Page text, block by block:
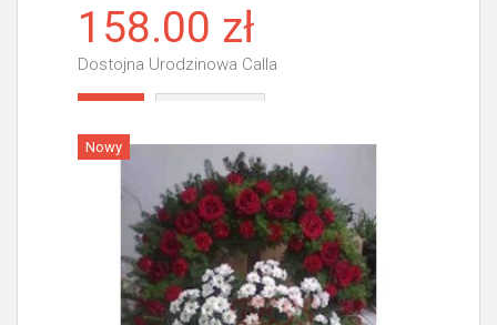
158.00 zł
Dostojna Urodzinowa Calla
Nowy